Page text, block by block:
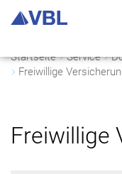
Startseite Service
Freiwillige
Freiwillige